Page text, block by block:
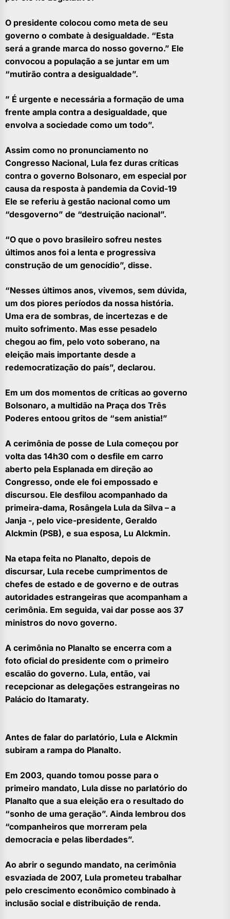
O presidente colocou como meta de seu
governo o combate à desigualdade. “Esta
será a grande marca do nosso governo.” Ele
convocou a população a se juntar em um
“mutirão contra a desigualdade”.
” É urgente e necessária a formação de uma
frente ampla contra a desigualdade, que
envolva a sociedade como um todo”.
Assim como no pronunciamento no
Congresso Nacional, Lula fez duras críticas
contra o governo Bolsonaro, em especial por
causa da resposta à pandemia da Covid-19
Ele se referiu à gestão nacional como um
“desgoverno” de “destruição nacional”.
“O que o povo brasileiro sofreu nestes
últimos anos foi a lenta e progressiva
construção de um genocídio”, disse.
“Nesses últimos anos, vivemos, sem dúvida,
um dos piores períodos da nossa história.
Uma era de sombras, de incertezas e de
muito sofrimento. Mas esse pesadelo
chegou ao fim, pelo voto soberano, na
eleição mais importante desde a
redemocratização do país”, declarou.
Em um dos momentos de críticas ao governo
Bolsonaro, a multidão na Praça dos Três
Poderes entoou gritos de “sem anistia!”
A cerimônia de posse de Lula começou por
volta das 14h30 com o desfile em carro
aberto pela Esplanada em direção ao
Congresso, onde ele foi empossado e
discursou. Ele desfilou acompanhado da
primeira-dama, Rosângela Lula da Silva – a
Janja -, pelo vice-presidente, Geraldo
Alckmin (PSB), e sua esposa, Lu Alckmin.
Na etapa feita no Planalto, depois de
discursar, Lula recebe cumprimentos de
chefes de estado e de governo e de outras
autoridades estrangeiras que acompanham a
cerimônia. Em seguida, vai dar posse aos 37
ministros do novo governo.
A cerimônia no Planalto se encerra com a
foto oficial do presidente com o primeiro
escalão do governo. Lula, então, vai
recepcionar as delegações estrangeiras no
Palácio do Itamaraty.
Antes de falar do parlatório, Lula e Alckmin
subiram a rampa do Planalto.
Em 2003, quando tomou posse para o
primeiro mandato, Lula disse no parlatório do
Planalto que a sua eleição era o resultado do
“sonho de uma geração”. Ainda lembrou dos
“companheiros que morreram pela
democracia e pelas liberdades”.
Ao abrir o segundo mandato, na cerimônia
esvaziada de 2007, Lula prometeu trabalhar
pelo crescimento econômico combinado à
inclusão social e distribuição de renda.